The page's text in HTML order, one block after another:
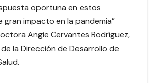
oportuna en estos
gran impacto en la pandemia”
Angie Cervantes Rodríguez,
la Dirección de Desarrollo de